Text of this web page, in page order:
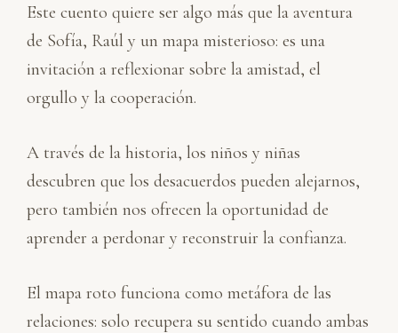
k
e
I
n
e
b
o
o
k
t
s
p
p
i
l
p
a
t
i
Este cuento quiere ser algo más que la aventura
de Sofía, Raúl y un mapa misterioso: es una
invitación a reflexionar sobre la amistad, el
orgullo y la cooperación.
A través de la historia, los niños y niñas
descubren que los desacuerdos pueden alejarnos,
pero también nos ofrecen la oportunidad de
aprender a perdonar y reconstruir la confianza.
El mapa roto funciona como metáfora de las
relaciones: solo recupera su sentido cuando ambas